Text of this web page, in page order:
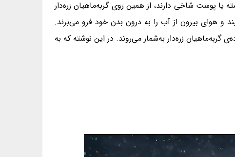
پوست شاخی دارند، از همین روی گربه‌ماهیان زره‌دار
و هوای بیرون از آب را به درون بدن خود فرو می‌برند.
و بزرگ‌ترین گونه‌های خانواده‌ی گربه‌ماهیان زره‌دار به‌شمار می‌روند. در این نوشته که به